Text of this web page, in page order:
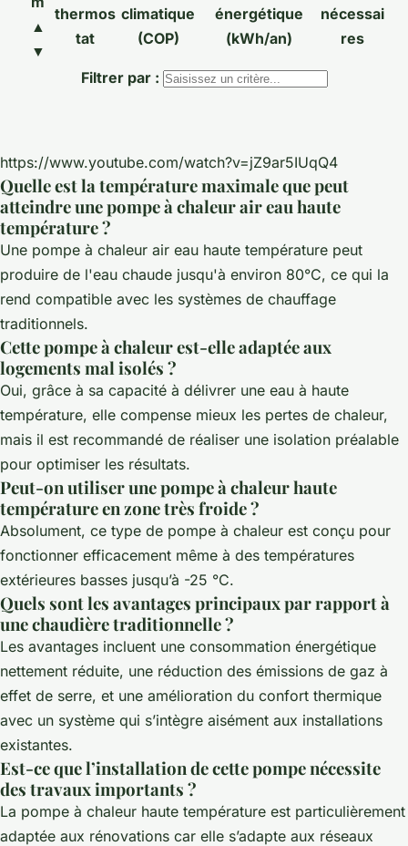
▲
▼
thermos
tat
climatique
(COP)
énergétique
(kWh/an)
nécessai
res
Filtrer par :
https://www.youtube.com/watch?v=jZ9ar5IUqQ4
Quelle est la température maximale que peut
atteindre une pompe à chaleur air eau haute
température ?
Une pompe à chaleur air eau haute température peut
produire de l'eau chaude jusqu'à environ 80°C, ce qui la
rend compatible avec les systèmes de chauffage
traditionnels.
Cette pompe à chaleur est-elle adaptée aux
logements mal isolés ?
Oui, grâce à sa capacité à délivrer une eau à haute
température, elle compense mieux les pertes de chaleur,
mais il est recommandé de réaliser une isolation préalable
pour optimiser les résultats.
Peut-on utiliser une pompe à chaleur haute
température en zone très froide ?
Absolument, ce type de pompe à chaleur est conçu pour
fonctionner efficacement même à des températures
extérieures basses jusqu’à -25 °C.
Quels sont les avantages principaux par rapport à
une chaudière traditionnelle ?
Les avantages incluent une consommation énergétique
nettement réduite, une réduction des émissions de gaz à
effet de serre, et une amélioration du confort thermique
avec un système qui s’intègre aisément aux installations
existantes.
Est-ce que l’installation de cette pompe nécessite
des travaux importants ?
La pompe à chaleur haute température est particulièrement
adaptée aux rénovations car elle s’adapte aux réseaux